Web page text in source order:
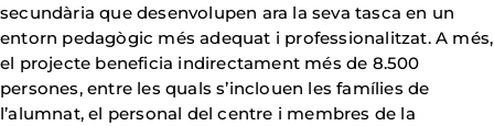
secundària que desenvolupen ara la seva tasca en un
entorn pedagògic més adequat i professionalitzat. A més,
el projecte beneficia indirectament més de 8.500
persones, entre les quals s’inclouen les famílies de
l’alumnat, el personal del centre i membres de la